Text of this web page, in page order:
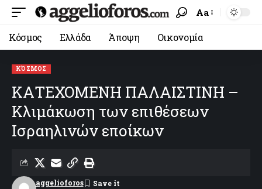
Aa
Κόσμος Ελλάδα Άποψη Οικονομία
ΚΌΣΜΟΣ
ΚΑΤΕΧΟΜΕΝΗ ΠΑΛΑΙΣΤΙΝΗ –
Κλιμάκωση των επιθέσεων
Ισραηλινών εποίκων
aggelioforos